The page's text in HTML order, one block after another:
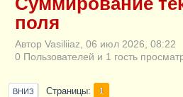
поля
Автор Vasiliiaz, 06 июл 2026, 08:22
0 Пользователей и 1 гость
ВНИЗ Страницы 1